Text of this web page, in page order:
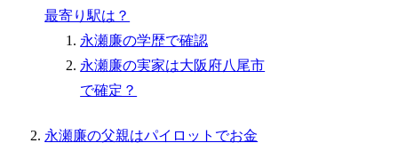
最寄り駅は？
永瀬廉の学歴で確認
永瀬廉の実家は大阪府八尾市
で確定？
永瀬廉の父親はパイロットでお金